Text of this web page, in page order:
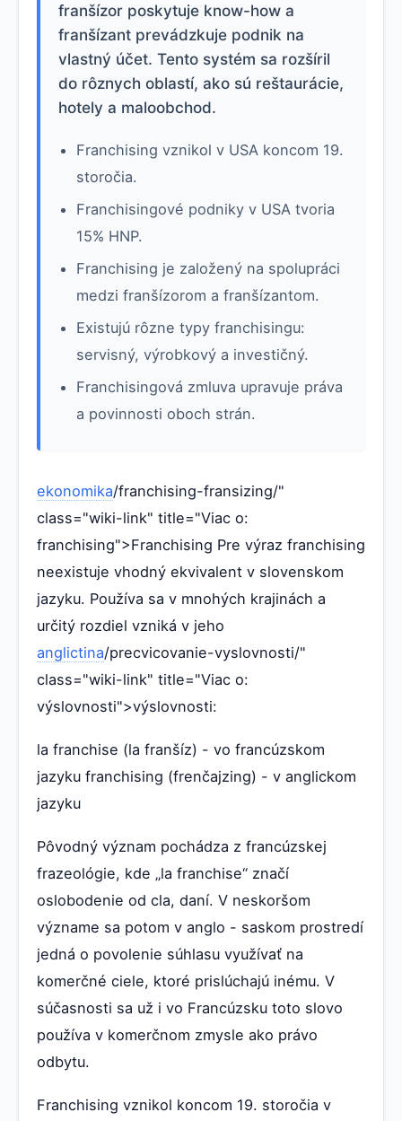
franšízor poskytuje know-how a
franšízant prevádzkuje podnik na
vlastný účet. Tento systém sa rozšíril
do rôznych oblastí, ako sú reštaurácie,
hotely a maloobchod.
Franchising vznikol v USA koncom 19.
storočia.
Franchisingové podniky v USA tvoria
15% HNP.
Franchising je založený na spolupráci
medzi franšízorom a franšízantom.
Existujú rôzne typy franchisingu:
servisný, výrobkový a investičný.
Franchisingová zmluva upravuje práva
a povinnosti oboch strán.
ekonomika/franchising-fransizing/"
class="wiki-link" title="Viac o:
franchising">Franchising Pre výraz franchising
neexistuje vhodný ekvivalent v slovenskom
jazyku. Používa sa v mnohých krajinách a
určitý rozdiel vzniká v jeho
anglictina/precvicovanie-vyslovnosti/"
class="wiki-link" title="Viac o:
výslovnosti">výslovnosti:
la franchise (la franšíz) - vo francúzskom
jazyku franchising (frenčajzing) - v anglickom
jazyku
Pôvodný význam pochádza z francúzskej
frazeológie, kde „la franchise“ značí
oslobodenie od cla, daní. V neskoršom
význame sa potom v anglo - saskom prostredí
jedná o povolenie súhlasu využívať na
komerčné ciele, ktoré prislúchajú inému. V
súčasnosti sa už i vo Francúzsku toto slovo
používa v komerčnom zmysle ako právo
odbytu.
Franchising vznikol koncom 19. storočia v